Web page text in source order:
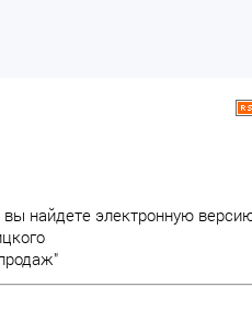
найдете электронную